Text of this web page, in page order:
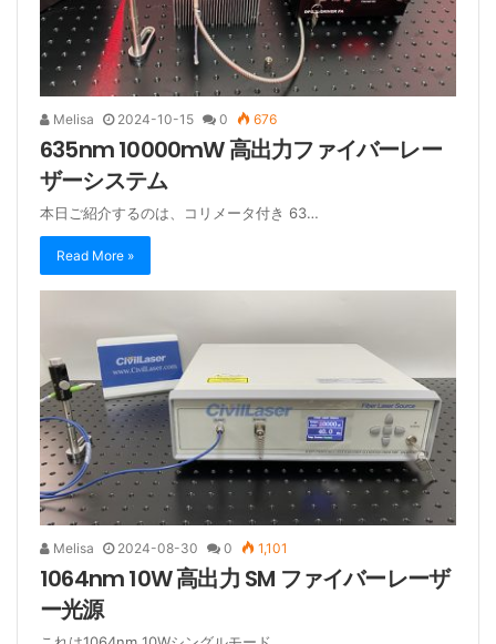
Melisa 2024-10-15 0 676
635nm 10000mW 高出力ファイバーレー
ザーシステム
本日ご紹介するのは、コリメータ付き 63…
Read More »
Melisa 2024-08-30 0 1,101
1064nm 10W 高出力 SM ファイバーレーザ
ー光源